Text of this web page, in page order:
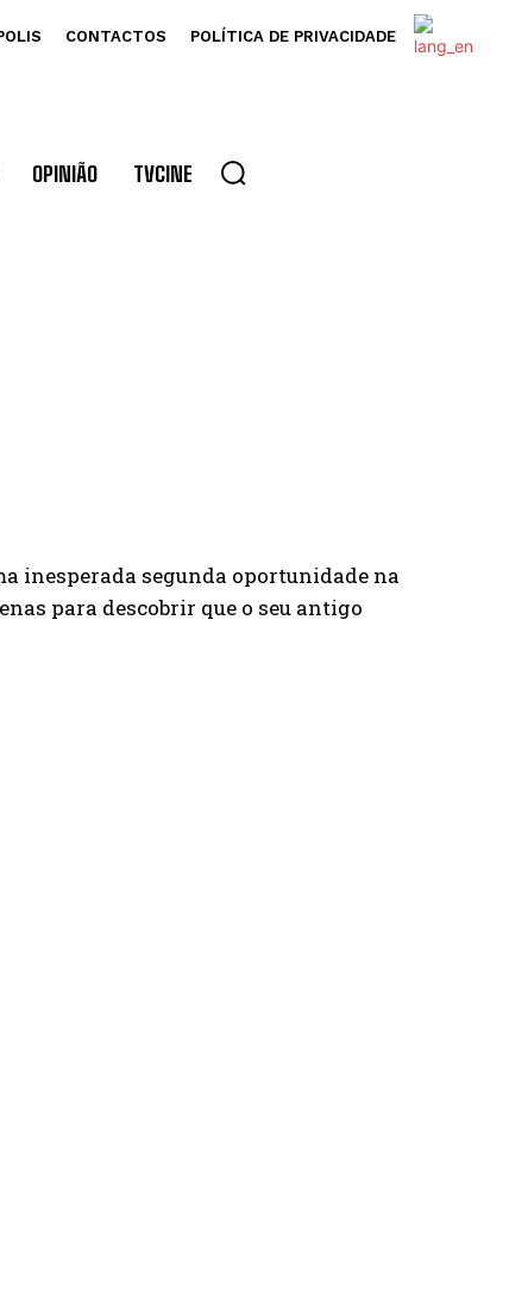
CONTACTOS POLÍTICA DE PRIVACIDADE
OPINIÃO TVCINE
inesperada segunda oportunidade na
para descobrir que o seu antigo